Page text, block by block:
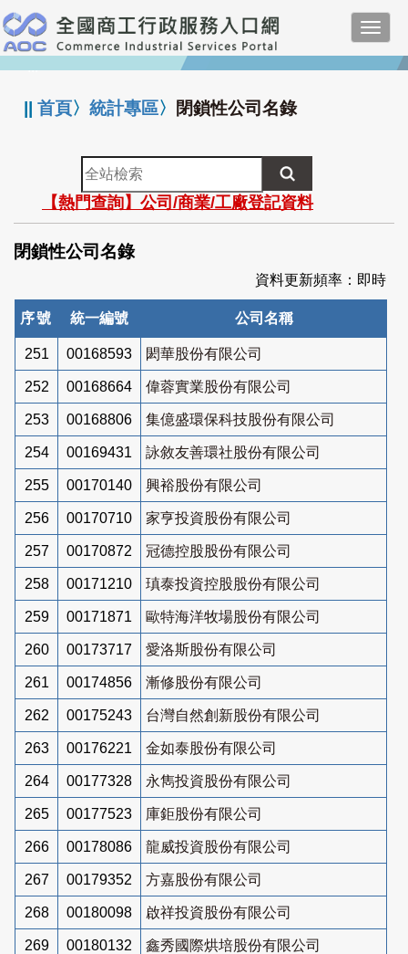
跳
到
主
要
:::
||首頁〉統計專區〉 閉鎖性公司名錄
全
站
檢
索
【熱門查詢】公司/商業/工廠登記資料
閉鎖性公司名錄
資料更新頻率：即時
序號 統一編號 公司名稱
251 00168593 閎華股份有限公司
252 00168664 偉蓉實業股份有限公司
253 00168806 集億盛環保科技股份有限公司
254 00169431 詠敘友善環社股份有限公司
255 00170140 興裕股份有限公司
256 00170710 家亨投資股份有限公司
257 00170872 冠德控股股份有限公司
258 00171210 瑱泰投資控股股份有限公司
259 00171871 歐特海洋牧場股份有限公司
260 00173717 愛洛斯股份有限公司
261 00174856 漸修股份有限公司
262 00175243 台灣自然創新股份有限公司
263 00176221 金如泰股份有限公司
264 00177328 永雋投資股份有限公司
265 00177523 庫鉅股份有限公司
266 00178086 龍威投資股份有限公司
267 00179352 方嘉股份有限公司
268 00180098 啟祥投資股份有限公司
269 00180132 鑫秀國際烘培股份有限公司